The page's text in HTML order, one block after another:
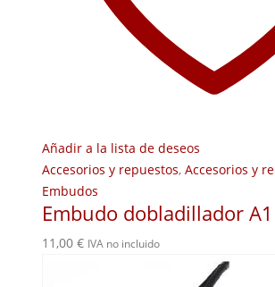
Añadir a la lista de deseos
Accesorios y repuestos, Accesorios y
Embudos
Embudo dobladillador
11,00 € IVA no incluido